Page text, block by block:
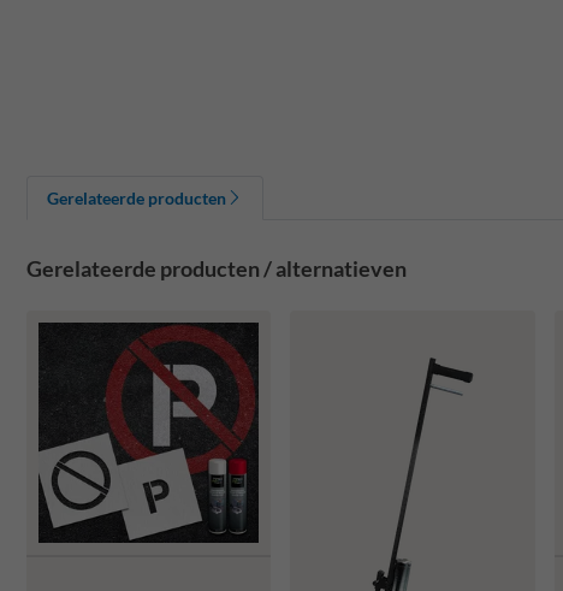
Gerelateerde producten
Gerelateerde producten / alternatieven